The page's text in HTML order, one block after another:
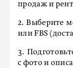
продаж и
2. Выберите
или FBS
3.
с фото и